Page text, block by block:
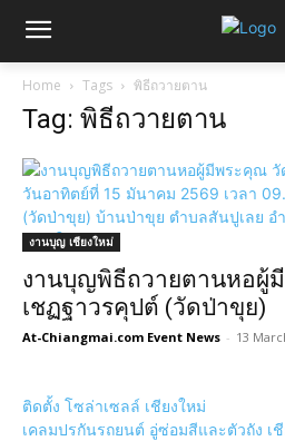
Home Tags พิธีถวายตาน
Tag: พิธีถวายตาน
งานบุญ เชียงใหม่
งานบุญพิธีถวายตานหอผู้
เชฏฐาวรคุปต์ (วัดป่าขุย)
At-Chiangmai.com Event News - 13
ติดตั้ง โซล่าเซลล์ เชียงใหม่
เคลมปรกันรถยนต์ อู่ซ่อมสีและตัวถัง เ